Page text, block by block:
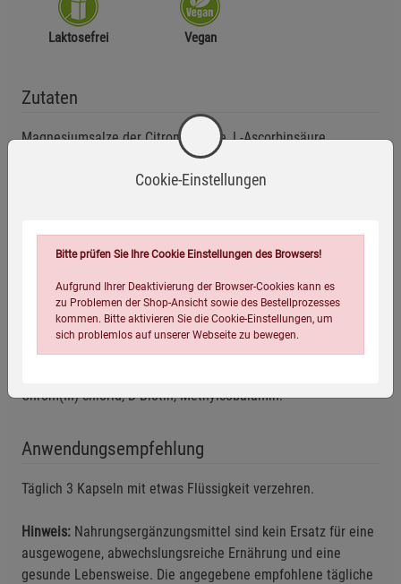
Laktosefrei Vegan
Zutaten
Magnesiumsalze der Citronensäure, L-Ascorbinsäure,
Überzugsmittel: Hydroxypropylmethylcellulose (pflanzliche
Kapselhülle), Calciumoxid, Bitterorangen-Fruchtextrakt 6:1
Calcium-D-pantothenat, Nicotinamid, L-Arginin, Myo Inositol,
Mangangluconat, Kaliumiodid, Natriumselenit,
Pyridoxinhydrochlorid, Thiaminhydrochlorid, Riboflavin,
Natriummolybdat (Molybdän(VI)), Retinylacetat,
Chrom(III)-chlorid, D-Biotin, Methylcobalamin.
Anwendungsempfehlung
Täglich 3 Kapseln mit etwas Flüssigkeit verzehren.
Hinweis: Nahrungsergänzungsmittel sind kein Ersatz für eine
ausgewogene, abwechslungsreiche Ernährung und eine
gesunde Lebensweise. Die angegebene empfohlene tägliche
Cookie-Einstellungen
Bitte prüfen Sie Ihre Cookie Einstellungen des Browsers!
Aufgrund Ihrer Deaktivierung der Browser-Cookies kann es
zu Problemen der Shop-Ansicht sowie des Bestellprozesses
kommen. Bitte aktivieren Sie die Cookie-Einstellungen, um
sich problemlos auf unserer Webseite zu bewegen.
Einstellungen speichern für die GruppeEinstellungen speichern für die Gruppe
Einstellungen speichern für die Gruppe